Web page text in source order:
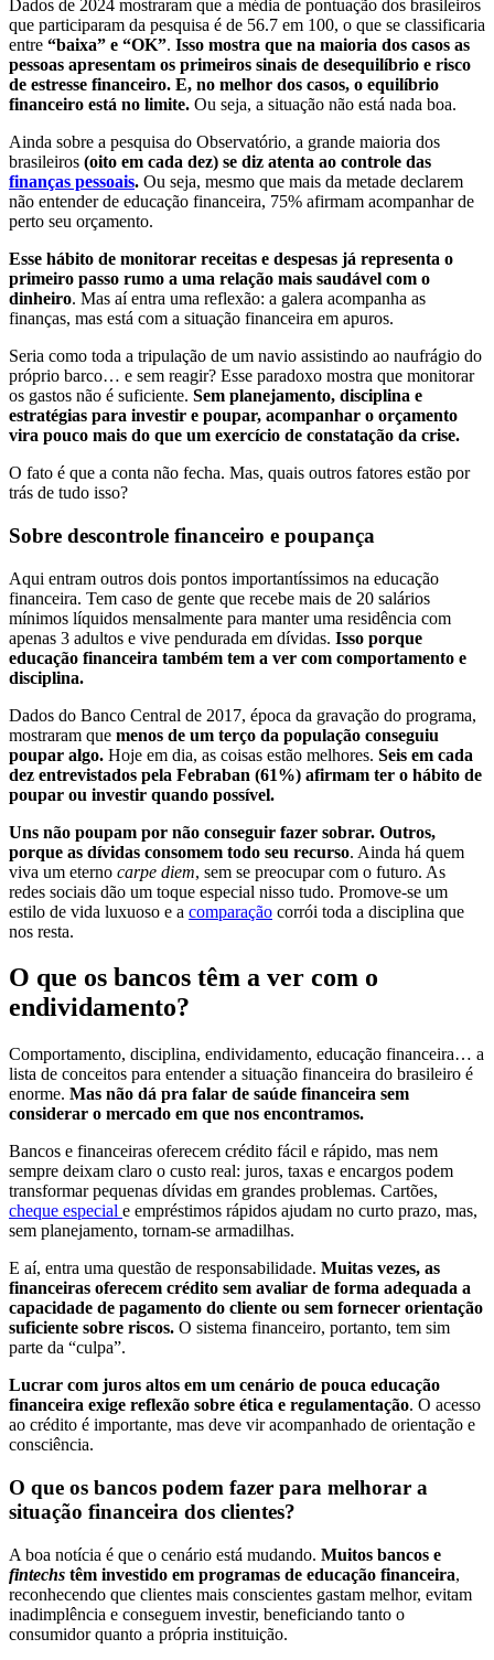
Dados de 2024 mostraram que a média de pontuação dos brasileiros
que participaram da pesquisa é de 56.7 em 100, o que se classificaria
entre “baixa” e “OK”. Isso mostra que na maioria dos casos as
pessoas apresentam os primeiros sinais de desequilíbrio e risco
de estresse financeiro. E, no melhor dos casos, o equilíbrio
financeiro está no limite. Ou seja, a situação não está nada boa.
Ainda sobre a pesquisa do Observatório, a grande maioria dos
brasileiros (oito em cada dez) se diz atenta ao controle das
finanças pessoais. Ou seja, mesmo que mais da metade declarem
não entender de educação financeira, 75% afirmam acompanhar de
perto seu orçamento.
Esse hábito de monitorar receitas e despesas já representa o
primeiro passo rumo a uma relação mais saudável com o
dinheiro. Mas aí entra uma reflexão: a galera acompanha as
finanças, mas está com a situação financeira em apuros.
Seria como toda a tripulação de um navio assistindo ao naufrágio do
próprio barco… e sem reagir? Esse paradoxo mostra que monitorar
os gastos não é suficiente. Sem planejamento, disciplina e
estratégias para investir e poupar, acompanhar o orçamento
vira pouco mais do que um exercício de constatação da crise.
O fato é que a conta não fecha. Mas, quais outros fatores estão por
trás de tudo isso?
Sobre descontrole financeiro e poupança
Aqui entram outros dois pontos importantíssimos na educação
financeira. Tem caso de gente que recebe mais de 20 salários
mínimos líquidos mensalmente para manter uma residência com
apenas 3 adultos e vive pendurada em dívidas. Isso porque
educação financeira também tem a ver com comportamento e
disciplina.
Dados do Banco Central de 2017, época da gravação do programa,
mostraram que menos de um terço da população conseguiu
poupar algo. Hoje em dia, as coisas estão melhores. Seis em cada
dez entrevistados pela Febraban (61%) afirmam ter o hábito de
poupar ou investir quando possível.
Uns não poupam por não conseguir fazer sobrar. Outros,
porque as dívidas consomem todo seu recurso. Ainda há quem
viva um eterno carpe diem, sem se preocupar com o futuro. As
redes sociais dão um toque especial nisso tudo. Promove-se um
estilo de vida luxuoso e a comparação corrói toda a disciplina que
nos resta.
O que os bancos têm a ver com o
endividamento?
Comportamento, disciplina, endividamento, educação financeira… a
lista de conceitos para entender a situação financeira do brasileiro é
enorme. Mas não dá pra falar de saúde financeira sem
considerar o mercado em que nos encontramos.
Bancos e financeiras oferecem crédito fácil e rápido, mas nem
sempre deixam claro o custo real: juros, taxas e encargos podem
transformar pequenas dívidas em grandes problemas. Cartões,
cheque especial e empréstimos rápidos ajudam no curto prazo, mas,
sem planejamento, tornam-se armadilhas.
E aí, entra uma questão de responsabilidade. Muitas vezes, as
financeiras oferecem crédito sem avaliar de forma adequada a
capacidade de pagamento do cliente ou sem fornecer orientação
suficiente sobre riscos. O sistema financeiro, portanto, tem sim
parte da “culpa”.
Lucrar com juros altos em um cenário de pouca educação
financeira exige reflexão sobre ética e regulamentação. O acesso
ao crédito é importante, mas deve vir acompanhado de orientação e
consciência.
O que os bancos podem fazer para melhorar a
situação financeira dos clientes?
A boa notícia é que o cenário está mudando. Muitos bancos e
fintechs têm investido em programas de educação financeira,
reconhecendo que clientes mais conscientes gastam melhor, evitam
inadimplência e conseguem investir, beneficiando tanto o
consumidor quanto a própria instituição.